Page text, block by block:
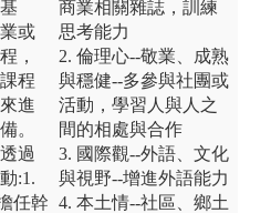
或
，
程
進
。
過
:1.
任幹
商業相關雜誌，訓練
思考能力
2. 倫理心--敬業、成熟
與穩健--多參與社團或
活動，學習人與人之
間的相處與合作
3. 國際觀--外語、文化
與視野--增進外語能力
4. 本土情--社區、鄉土